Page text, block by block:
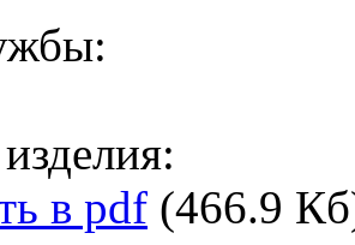
в pdf (466.9